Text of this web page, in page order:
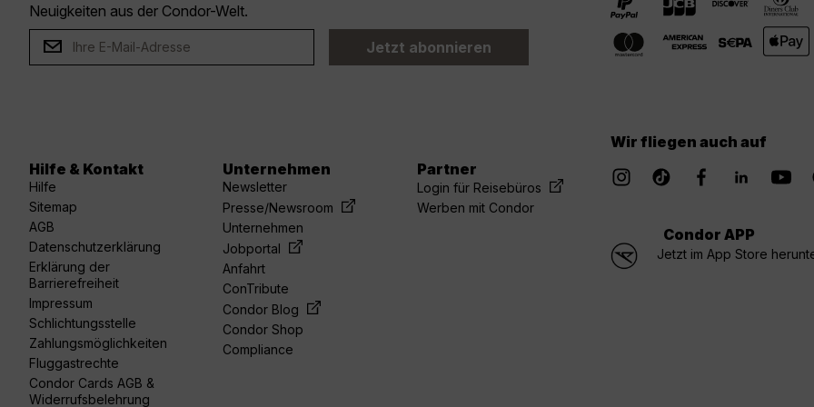
Neuigkeiten aus der Condor-Welt.
Jetzt abonnieren
Hilfe & Kontakt
Hilfe
Sitemap
AGB
Datenschutzerklärung
Erklärung der
Barrierefreiheit
Impressum
Schlichtungsstelle
Zahlungsmöglichkeiten
Fluggastrechte
Condor Cards AGB &
Widerrufsbelehrung
Unternehmen
Newsletter
Presse/Newsroom
Unternehmen
Jobportal
Anfahrt
ConTribute
Condor Blog
Condor Shop
Compliance
Partner
Login für Reisebüros
Werben mit Condor
Wir fliegen auch auf
Condor APP
Jetzt im App Store